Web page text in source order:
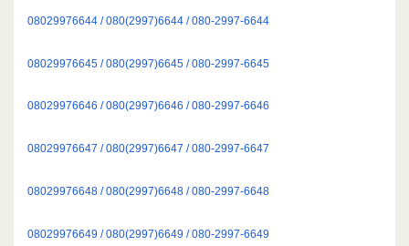
08029976644 / 080(2997)6644 / 080-2997-6644
08029976645 / 080(2997)6645 / 080-2997-6645
08029976646 / 080(2997)6646 / 080-2997-6646
08029976647 / 080(2997)6647 / 080-2997-6647
08029976648 / 080(2997)6648 / 080-2997-6648
08029976649 / 080(2997)6649 / 080-2997-6649